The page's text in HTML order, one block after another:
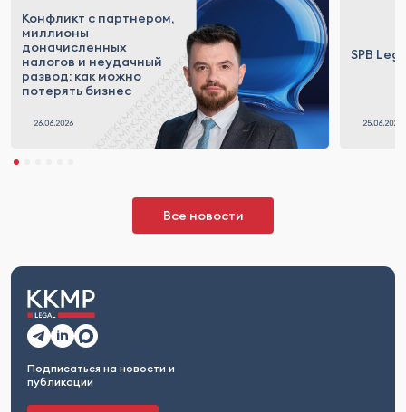
Конфликт с партнером,
миллионы
доначисленных
налогов и неудачный
развод: как можно
потерять бизнес
SPB
Все новости
Подписаться на новости и
публикации